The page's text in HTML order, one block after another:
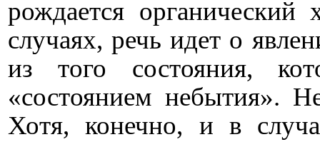
рождается
случаях, речь идет о
из того состояния,
«состоянием небытия».
Хотя, конечно, и в